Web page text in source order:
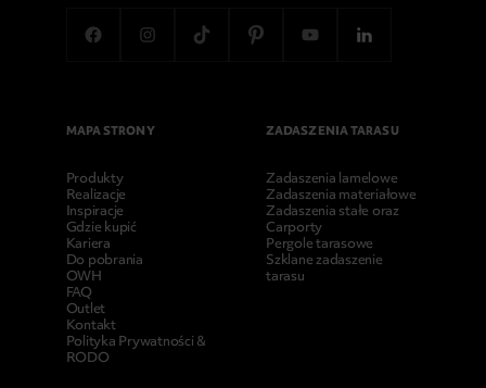
MAPA STRONY
Produkty
Realizacje
Inspiracje
Gdzie kupić
Kariera
Do pobrania
OWH
FAQ
Outlet
Kontakt
Polityka Prywatności &
RODO
ZADASZENIA TARASU
Zadaszenia lamelowe
Zadaszenia materiałowe
Zadaszenia stałe oraz
Carporty
Pergole tarasowe
Szklane zadaszenie
tarasu